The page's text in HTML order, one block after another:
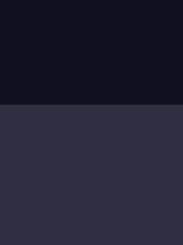
на таких